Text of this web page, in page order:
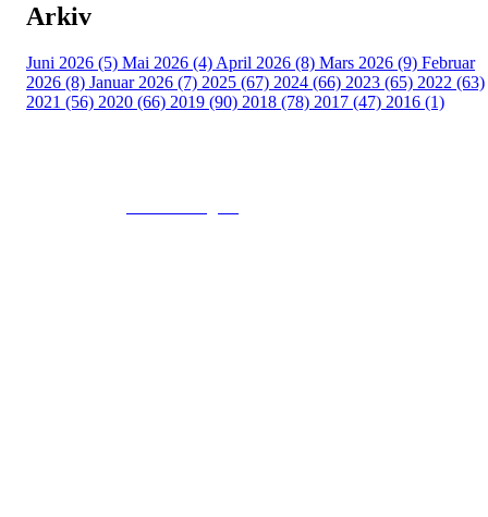
Arkiv
Juni 2026 (5) Mai 2026 (4) April 2026 (8) Mars 2026 (9) Februar
2026 (8) Januar 2026 (7) 2025 (67) 2024 (66) 2023 (65) 2022 (63)
2021 (56) 2020 (66) 2019 (90) 2018 (78) 2017 (47) 2016 (1)